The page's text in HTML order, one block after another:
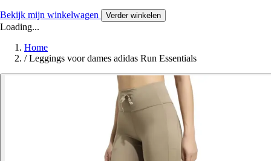
Bekijk mijn winkelwagen Verder winkelen
Loading...
Home
/ Leggings voor dames adidas Run Essentials